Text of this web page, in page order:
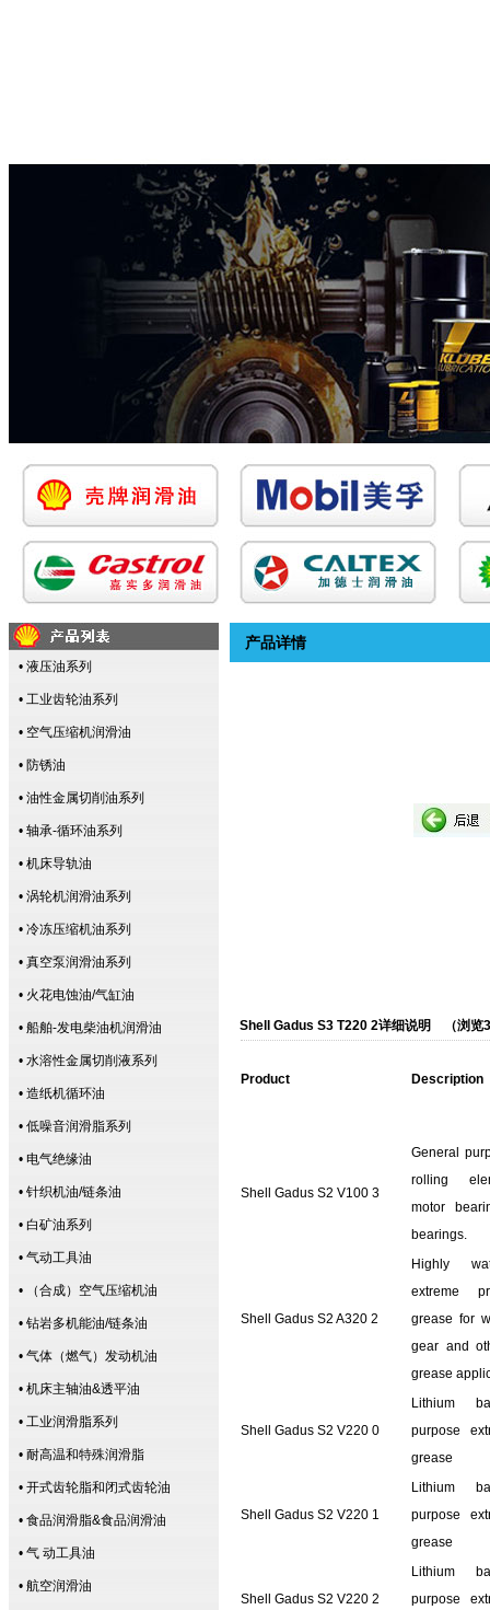
• 液压油系列
• 工业齿轮油系列
• 空气压缩机润滑油
• 防锈油
• 油性金属切削油系列
• 轴承-循环油系列
• 机床导轨油
• 涡轮机润滑油系列
• 冷冻压缩机油系列
• 真空泵润滑油系列
• 火花电蚀油/气缸油
• 船舶-发电柴油机润滑油
• 水溶性金属切削液系列
• 造纸机循环油
• 低噪音润滑脂系列
• 电气绝缘油
• 针织机油/链条油
• 白矿油系列
• 气动工具油
• （合成）空气压缩机油
• 钻岩多机能油/链条油
• 气体（燃气）发动机油
• 机床主轴油&透平油
• 工业润滑脂系列
• 耐高温和特殊润滑脂
• 开式齿轮脂和闭式齿轮油
• 食品润滑脂&食品润滑油
• 气 动工具油
• 航空润滑油
产品详情
Shell Gadus S3 T220 2详细说明 （浏览
Product Description
Shell Gadus S2 V100 3
General
rolling
motor
bearings.
Shell Gadus S2 A320 2
Highly
extreme
grease for
gear and
grease
Shell Gadus S2 V220 0
Lithium
purpose
grease
Shell Gadus S2 V220 1
Lithium
purpose
grease
Shell Gadus S2 V220 2
Lithium
purpose